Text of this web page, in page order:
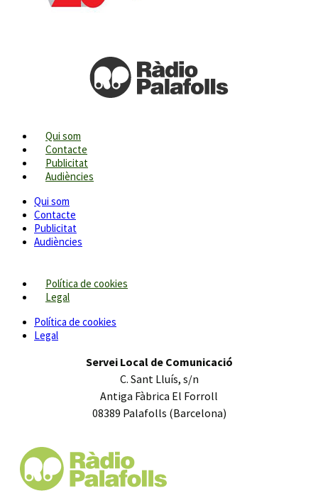
Qui som
Contacte
Publicitat
Audiències
Qui som
Contacte
Publicitat
Audiències
Política de cookies
Legal
Política de cookies
Legal
Servei Local de Comunicació
C. Sant Lluís, s/n
Antiga Fàbrica El Forroll
08389 Palafolls (Barcelona)